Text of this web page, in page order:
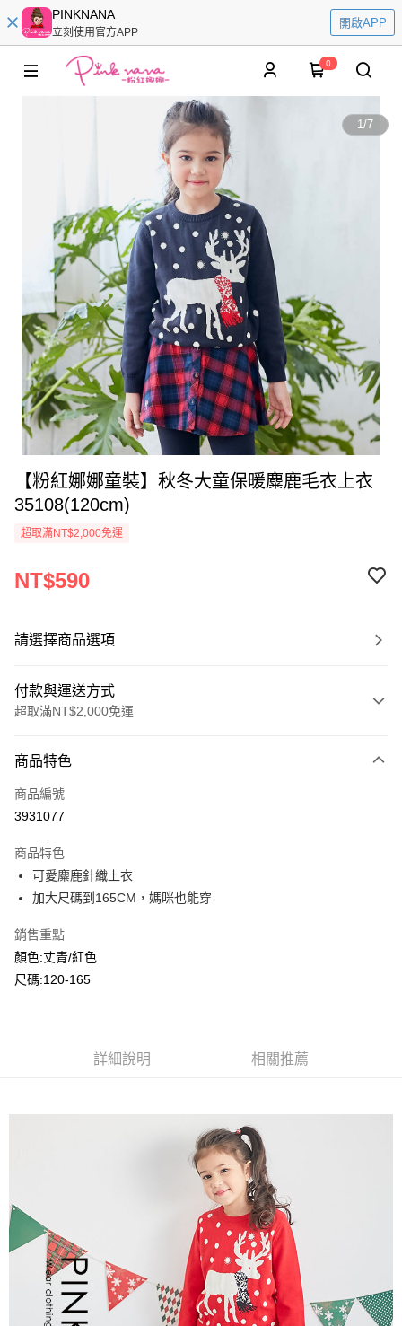
PINKNANA
立刻使用官方APP
開啟APP
0
1/7
【粉紅娜娜童裝】秋冬大童保暖麋鹿毛衣上衣
35108(120cm)
超取滿NT$2,000免運
NT$590
請選擇商品選項
付款與運送方式
超取滿NT$2,000免運
信用卡一次付款
超商取貨付款
Apple Pay
Google Pay
ATM付款
運送方式
付款後全家取貨
每筆NT$80，滿NT$2,000(含以上)免運費
每筆NT$80，滿NT$2,000(含以上)免運費
宅配
每筆NT$80，滿NT$2,000(含以上)免運費
商品特色
商品編號
3931077
商品特色
可愛麋鹿針織上衣
加大尺碼到165CM，媽咪也能穿
銷售重點
顏色:丈青/紅色
尺碼:120-165
詳細說明 相關推薦